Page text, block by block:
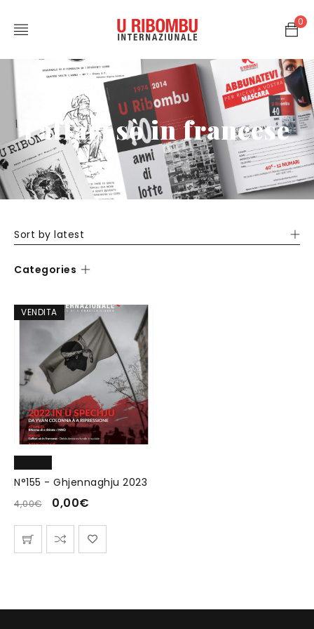
0
l'affari sò in francese
Sort by latest
Categories
VENDITA
N°155 - Ghjennaghju 2023
4,00€ 0,00€